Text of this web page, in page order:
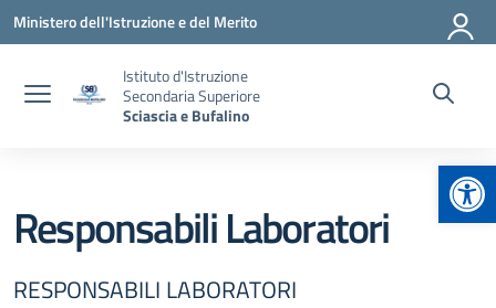
Vai ai contenuti
Vai al menu di navigazione
Vai al footer
Ministero dell'Istruzione e del Merito
Istituto d'Istruzione
Secondaria Superiore
Sciascia e Bufalino
Responsabili Laboratori
RESPONSABILI LABORATORI